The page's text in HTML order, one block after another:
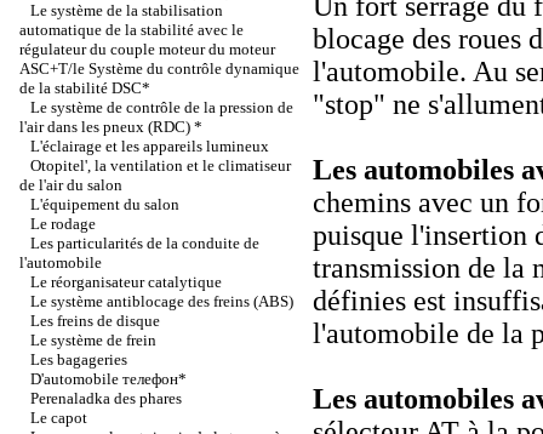
Le système de la stabilisation
automatique de la stabilité avec le
régulateur du couple moteur du moteur
ASC+T/le Système du contrôle dynamique
de la stabilité DSC*
Le système de contrôle de la pression de
l'air dans les pneux (RDC) *
L'éclairage et les appareils lumineux
Otopitel', la ventilation et le climatiseur
de l'air du salon
L'équipement du salon
Le rodage
Les particularités de la conduite de
l'automobile
Le réorganisateur catalytique
Le système antiblocage des freins (ABS)
Les freins de disque
Le système de frein
Les bagageries
D'automobile телефон*
Perenaladka des phares
Le capot
blocage des roues
l'automobile. Au
"stop" ne
Les automobiles
chemins avec un
puisque l'insertion
transmission de la
définies est
l'automobile de la
Les automobiles